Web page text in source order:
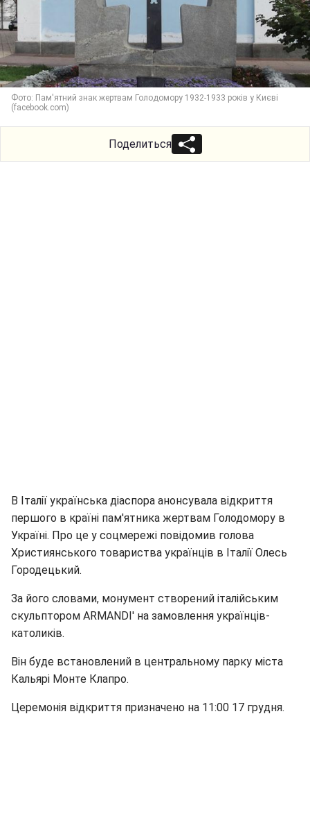
Фото: Пам'ятний знак жертвам Голодомору 1932-1933 років у Києві
(facebook.com)
Поделиться
В Італії українська діаспора анонсувала відкриття
першого в країні пам'ятника жертвам Голодомору в
Україні. Про це у соцмережі повідомив голова
Християнського товариства українців в Італії Олесь
Городецький.
За його словами, монумент створений італійським
скульптором ARMANDI' на замовлення українців-
католиків.
Він буде встановлений в центральному парку міста
Кальярі Монте Клапро.
Церемонія відкриття призначено на 11:00 17 грудня.